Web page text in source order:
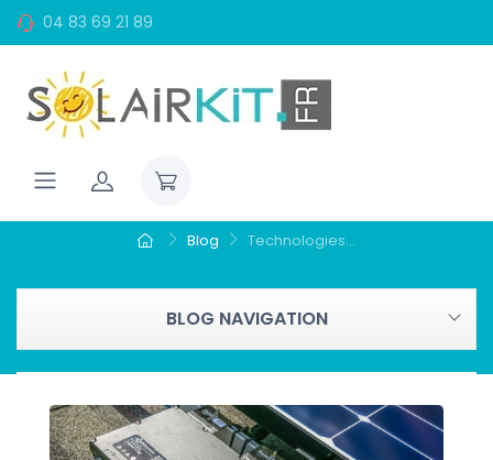
04 83 69 21 89
Blog Technologies...
BLOG NAVIGATION